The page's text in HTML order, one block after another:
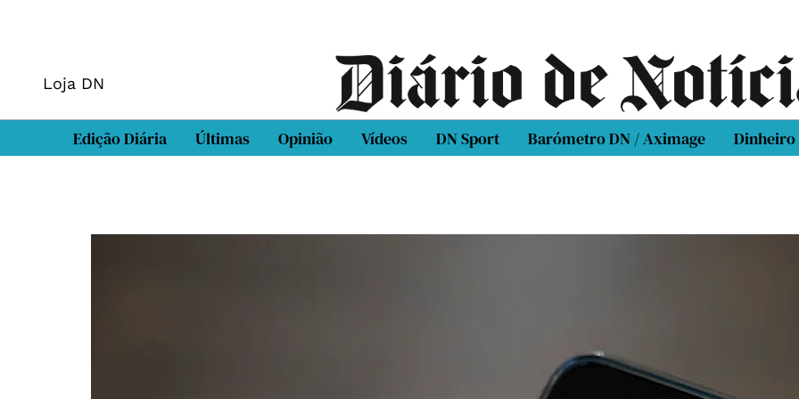
Loja DN
Edição Diária Últimas Opinião Vídeos DN Sport Barómetro DN / Aximage Dinheiro